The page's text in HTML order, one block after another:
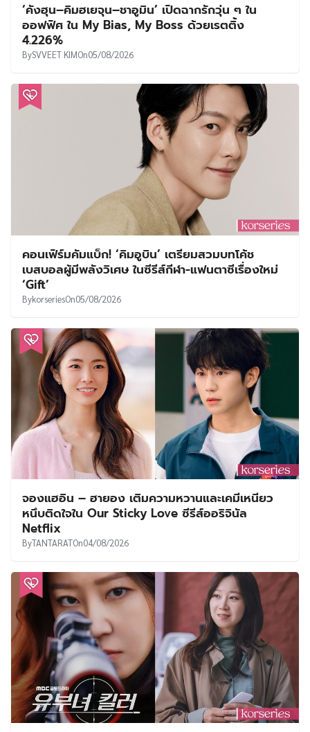
‘คังฮุน–คิมฮเยจุน–ชาอูมิน’ เปิดฉากรักวุ่น ๆ ใน
ออฟฟิศ ใน My Bias, My Boss ด้วยเรตติ้ง
4.226%
BySVVEET KIMOn05/08/2026
คอนเฟิร์มคัมแบ็ก! ‘คิมอูบิน’ เตรียมสวมบทโค้ช
เบสบอลผู้มีพลังวิเศษ ในซีรีส์กีฬา-แฟนตาซีเรื่องใหม่
‘Gift’
BykorseriesOn05/08/2026
จองแฮอิน – ฮายอง เติมความหวานและเคมีเหนียว
หนึบติดใจใน Our Sticky Love ซีรีส์ออริจินัล
Netflix
ByTANTARATOn04/08/2026